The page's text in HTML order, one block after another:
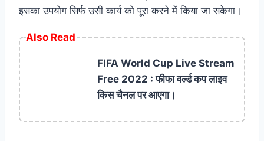
इसका उपयोग सिर्फ उसी कार्य को पूरा करने में किया जा सकेगा।
Also Read
FIFA World Cup Live Stream
Free 2022 : फीफा वर्ल्ड कप लाइव
किस चैनल पर आएगा।